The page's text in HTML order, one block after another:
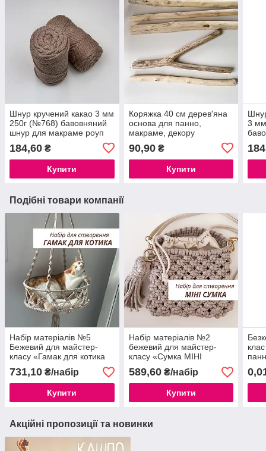
Шнур кручений какао 3 мм
250г (№768) бавовняний
шнур для макраме роуп
3мм macrame rope 3mm
184,60 ₴
Купити
Коряжка 40 см дерев'яна
основа для панно,
макраме, декору
90,90₴
Купити
3
Подібні товари компанії
Набір матеріалів №5
Бежевий для майстер-
класу «Гамак для котика
макраме» з крученого
шнура Rope 3 мм
731,10 ₴/набір
Купити
Набір матеріалів №2
бежевий для майстер-
класу «Сумка МІНІ
макраме» плетемо
сумочку
589,60₴/набір
Купити
з
Акційні пропозиції та новинки